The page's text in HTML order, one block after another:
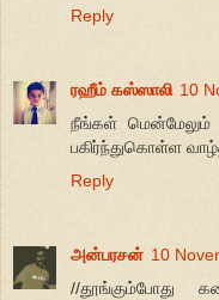
Reply
ரஹீம் கஸ்ஸாலி 10
நீங்கள்
பகிர்ந்துகொள்ள
Reply
அன்பரசன் 10
//தூங்கும்போது